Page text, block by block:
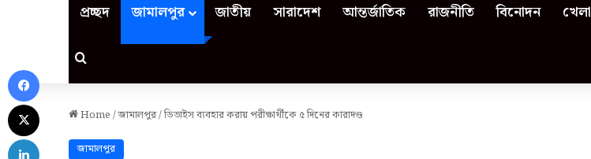
প্রচ্ছদ জামালপুর জাতীয় সারাদেশ আন্তর্জাতিক রাজনীতি বিনোদন খেলা
Search for
Home/জামালপুর/ডিভাইস ব্যবহার করায় পরীক্ষার্থীকে ৫ দিনের কারাদণ্ড
জামালপুর
Facebook
LinkedIn